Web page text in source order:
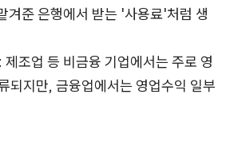
겨준 은행에서 받는 '사용료'처럼 생
: 제조업 등 비금융 기업에서는 주로 영
되지만, 금융업에서는 영업수익 일부